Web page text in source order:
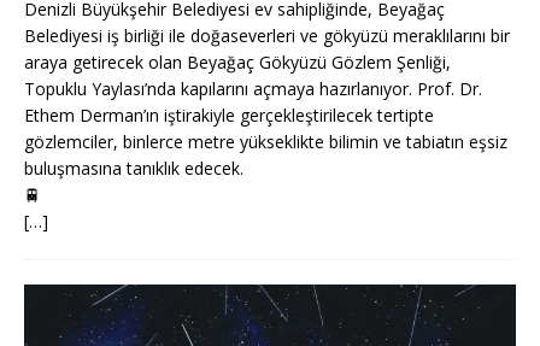
Denizli Büyükşehir Belediyesi ev sahipliğinde, Beyağaç
Belediyesi iş birliği ile doğaseverleri ve gökyüzü meraklılarını bir
araya getirecek olan Beyağaç Gökyüzü Gözlem Şenliği,
Topuklu Yaylası’nda kapılarını açmaya hazırlanıyor. Prof. Dr.
Ethem Derman’ın iştirakiyle gerçekleştirilecek tertipte
gözlemciler, binlerce metre yükseklikte bilimin ve tabiatın eşsiz
buluşmasına tanıklık edecek.
🚆
[…]